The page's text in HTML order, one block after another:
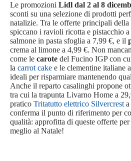
Le promozioni Lidl dal 2 al 8
sconti su una selezione di prodotti
natalizie. Tra le offerte principali della
spiccano i ravioli ricotta e pistacchio
salmone in pasta sfoglia a 7,99 €, e il
crema al limone a 4,99 €. Non
come le carote del Fucino IGP con
la carrot cake e le clementine italiane
ideali per risparmiare mantenendo
Anche il reparto casalinghi propone
tra cui la trapunta Livarno Home a
pratico Tritatutto elettrico Silvercrest
conferma il punto di riferimento per
qualità: approfitta di queste offerte
meglio al Natale!